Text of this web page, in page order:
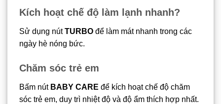
Kích hoạt chế độ làm lạnh nhanh?
Sử dụng nútTURBO để làm mát nhanh trong các
ngày hè nóng bức.
Chăm sóc trẻ em
Bấm nút BABY CARE để kích hoạt chế độ chăm
sóc trẻ em, duy trì nhiệt độ và độ ẩm thích hợp nhất.